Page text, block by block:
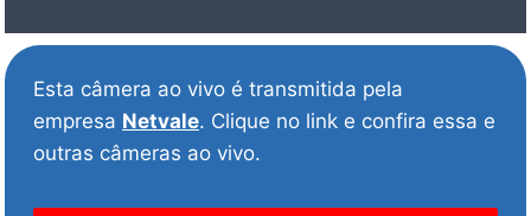
Esta câmera ao vivo é transmitida pela
empresa Netvale. Clique no link e confira essa e
outras câmeras ao vivo.